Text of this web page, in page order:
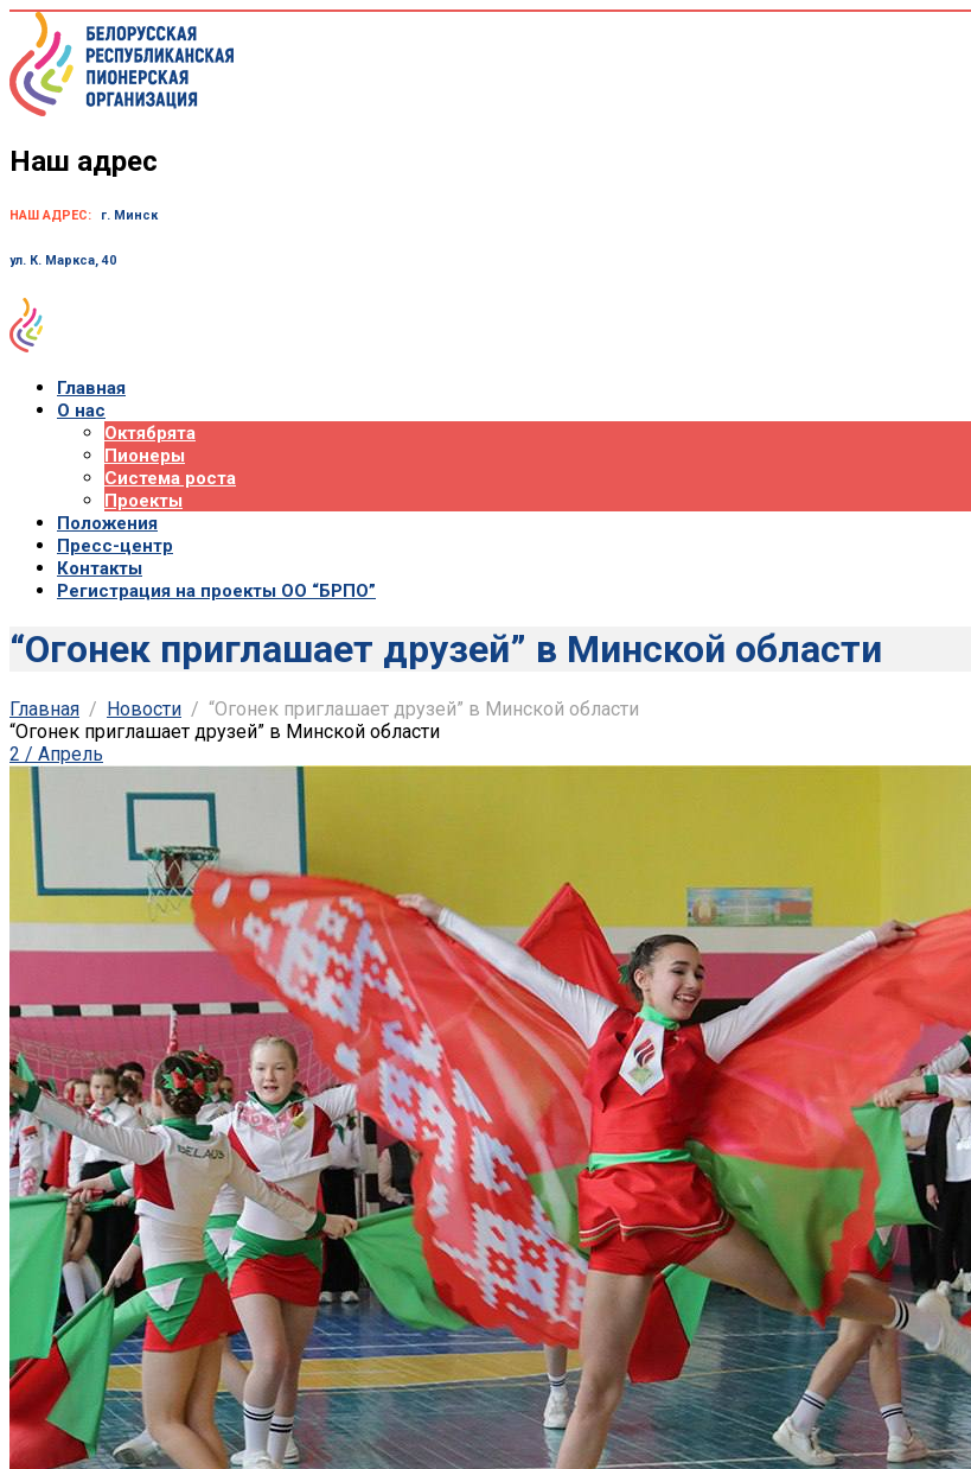
Skip
content
Наш адрес
НАШ АДРЕС: г. Минск
ул. К. Маркса, 40
Главная
О нас
Октябрята
Пионеры
Система роста
Проекты
Положения
Пресс-центр
Контакты
Регистрация на проекты ОО “БРПО”
“Огонек приглашает друзей” в Минской области
Главная Новости
“Огонек приглашает друзей” в Минской области
“Огонек приглашает друзей” в Минской области
2 / Апрель